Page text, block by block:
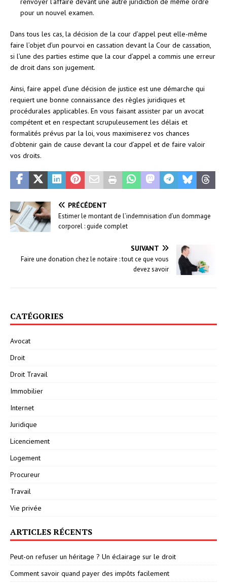
pour un nouvel examen.
Dans tous les cas, la décision de la cour d’appel peut elle-même
faire l’objet d’un pourvoi en cassation devant la Cour de cassation,
si l’une des parties estime que la cour d’appel a commis une erreur
de droit dans son jugement.
Ainsi, faire appel d’une décision de justice est une démarche qui
requiert une bonne connaissance des règles juridiques et
procédurales applicables. En vous faisant assister par un avocat
compétent et en respectant scrupuleusement les délais et
formalités prévus par la loi, vous maximiserez vos chances
d’obtenir gain de cause devant la cour d’appel et de faire valoir
vos droits.
PRÉCÉDENT
Estimer le montant de l’indemnisation d’un dommage
corporel : guide complet
SUIVANT
Faire une donation chez le notaire : tout ce que vous
devez savoir
CATÉGORIES
Avocat
Droit
Droit Travail
Immobilier
Internet
Juridique
Licenciement
Logement
Procureur
Travail
Vie privée
ARTICLES RÉCENTS
Peut-on refuser un héritage ? Un éclairage sur le droit
Comment savoir quand payer des impôts facilement